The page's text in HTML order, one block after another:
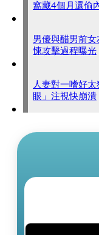
窩藏4個月還偷
男優與醋男前
悚攻擊過程曝光
人妻對一嗜好
眼」注視快崩潰